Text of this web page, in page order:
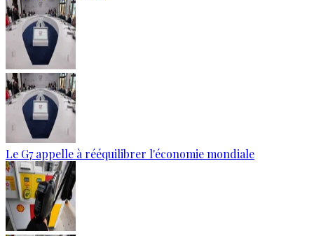
Le G7 appelle à rééquilibrer l'économie mondiale